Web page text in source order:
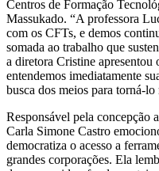
Centros de Formação
Massukado. “A professora
com os CFTs, e demos
somada ao trabalho que
a diretora Cristine apresentou
entendemos imediatamente
busca dos meios para torná-lo
Responsável pela concepção
Carla Simone Castro
democratiza o acesso a
grandes corporações. Ela